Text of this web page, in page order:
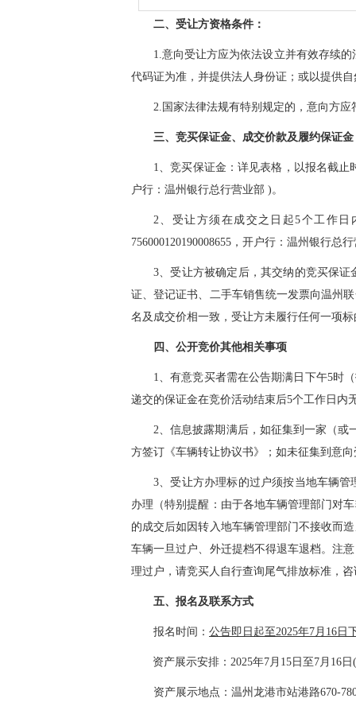
二、受让方资格条件：
1.意向受让方应为依法设立并有效存续
代码证为准，并提供法人身份证；或以提供
2.国家法律法规有特别规定的，意向方应
三、竞买保证金、成交价款及履约保证金
1、竞买保证金：详见表格 ，以报名截
户行：温州银行总行营业部 )。
2、受让方须在成交之日起5个工作
756000120190008655，开户行：温州银行总
3、受让方被确定后，其交纳的竞买保
证、登记证书、二手车销售统一发票向温州
名及成交价相一致，受让方未履行任何一项
四、公开竞价其他相关事项
1、有意竞买者需在公告期满日下午5时
递交的保证金在竞价活动结束后5个工作日内
2、信息披露期满后，如征集到一家（或
方签订 《车辆转让协议书》 ；如未征集到意
3、受让方办理标的过户须按当地车辆
办理（特别提醒：由于各地车辆管理部门对
的成交后如因转入地车辆管理部门不接收而
车辆一旦过户、外迁提档不得退车退档。注
理过户，请竞买人自行查询尾气排放标准，
五、报名及联系方式
报名时间： 公告即日起至2025年7月 16 日
资产展示安排 ：2025年7月15日至7月 16
资产展示地点 ：温州 龙港市站港路670-